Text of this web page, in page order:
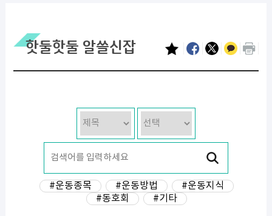
핫둘핫둘 알쓸신잡
#운동종목 #운동방법
#운동지식
#동호회
#기타